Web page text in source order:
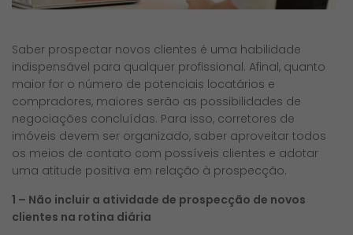
Saber prospectar novos clientes é uma habilidade
indispensável para qualquer profissional. Afinal, quanto
maior for o número de potenciais locatários e
compradores, maiores serão as possibilidades de
negociações concluídas. Para isso, corretores de
imóveis devem ser organizado, saber aproveitar todos
os meios de contato com possíveis clientes e adotar
uma atitude positiva em relação à prospecção.
1 – Não incluir a atividade de prospecção de novos
clientes na rotina diária